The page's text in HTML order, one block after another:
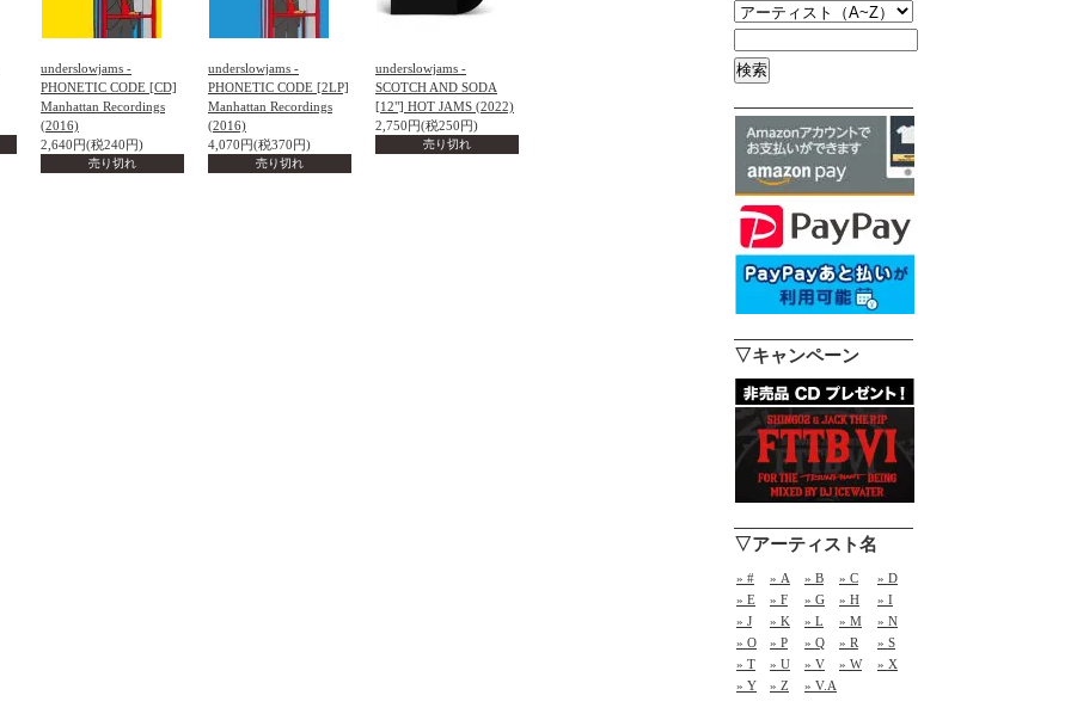
underslowjams -
PHONETIC CODE [CD]
Manhattan Recordings
(2016)
2,640円(税240円)
売り切れ
underslowjams -
PHONETIC CODE [2LP]
Manhattan Recordings
(2016)
4,070円(税370円)
売り切れ
underslowjams -
SCOTCH AND SODA
[12"] HOT JAMS (2022)
2,750円(税250円)
売り切れ
▽キャンペーン
▽アーティスト名
» # » A » B » C
» D
» E
» F » G » H
» I
» J
» K » L » M
» N
» O
» P » Q » R
» S
» T
» U » V » W
» X
» Y
» Z » V.A